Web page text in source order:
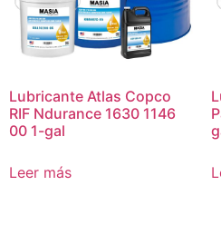
Lubricante Atlas Copco
RIF Ndurance 1630 1146
00 1-gal
Leer más